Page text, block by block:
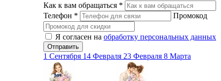
Как к вам обращаться *
Телефон * Промокод
Я согласен на обработку персональных данных
1 Сентября 14 Февраля 23 Февраля 8 Марта